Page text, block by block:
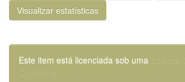
Visualizar estatísticas
Este item está licenciada sob uma
Commons